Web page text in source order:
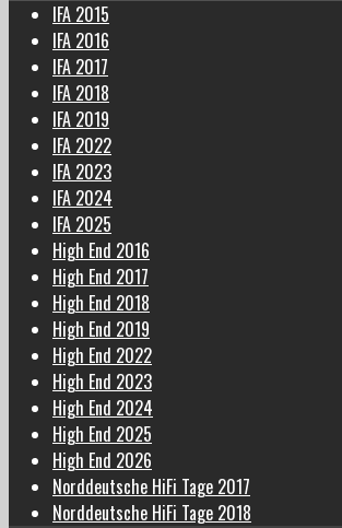
IFA 2015
IFA 2016
IFA 2017
IFA 2018
IFA 2019
IFA 2022
IFA 2023
IFA 2024
IFA 2025
High End 2016
High End 2017
High End 2018
High End 2019
High End 2022
High End 2023
High End 2024
High End 2025
High End 2026
Norddeutsche HiFi Tage 2017
Norddeutsche HiFi Tage 2018